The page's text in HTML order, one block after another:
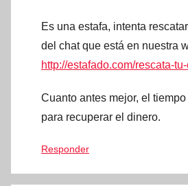
Es una estafa, intenta
del chat que está en nuestra
http://estafado.com/rescata-
Cuanto antes mejor, el
para recuperar el dinero.
Responder